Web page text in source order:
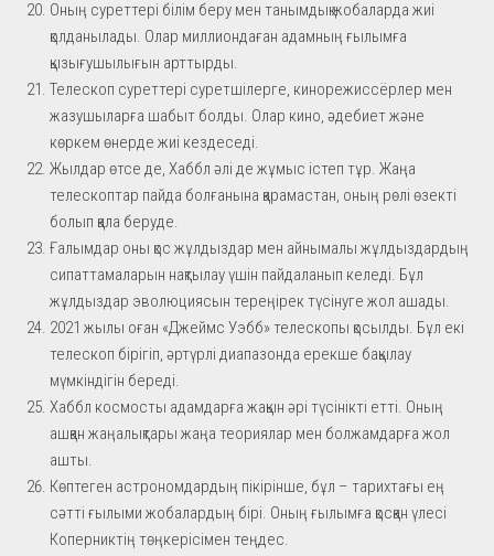
Оның суреттері білім беру мен танымдық жобаларда жиі
қолданылады. Олар миллиондаған адамның ғылымға
қызығушылығын арттырды.
Телескоп суреттері суретшілерге, кинорежиссёрлер мен
жазушыларға шабыт болды. Олар кино, әдебиет және
көркем өнерде жиі кездеседі.
Жылдар өтсе де, Хаббл әлі де жұмыс істеп тұр. Жаңа
телескоптар пайда болғанына қарамастан, оның рөлі өзекті
болып қала беруде.
Ғалымдар оны қос жұлдыздар мен айнымалы жұлдыздардың
сипаттамаларын нақтылау үшін пайдаланып келеді. Бұл
жұлдыздар эволюциясын тереңірек түсінуге жол ашады.
2021 жылы оған «Джеймс Уэбб» телескопы қосылды. Бұл екі
телескоп бірігіп, әртүрлі диапазонда ерекше бақылау
мүмкіндігін береді.
Хаббл космосты адамдарға жақын әрі түсінікті етті. Оның
ашқан жаңалықтары жаңа теориялар мен болжамдарға жол
ашты.
Көптеген астрономдардың пікірінше, бұл – тарихтағы ең
сәтті ғылыми жобалардың бірі. Оның ғылымға қосқан үлесі
Коперниктің төңкерісімен теңдес.